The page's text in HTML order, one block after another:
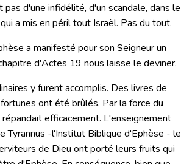
d'une infidélité, d'un scandale, dans le
a mis en péril tout Israël. Pas du tout.
a manifesté pour son Seigneur un
d'Actes 19 nous laisse le deviner.
y furent accomplis. Des livres de
ont été brûlés. Par la force du
efficacement. L'enseignement
Tyrannus -l'Institut Biblique d'Ephèse - le
de Dieu ont porté leurs fruits qui